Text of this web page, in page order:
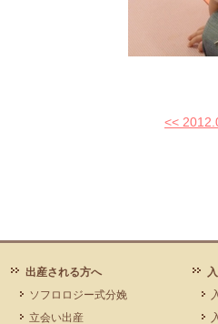
<<
出産される方へ
ソフロロジー式分娩
立会い出産